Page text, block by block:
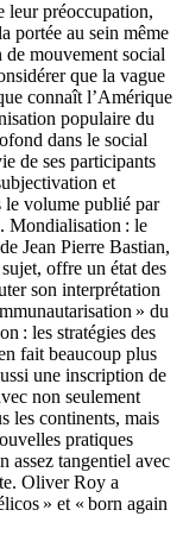
leur préoccupation,
portée au sein même
de mouvement social
que la vague
connaît l’Amérique
populaire du
dans le social
de ses participants
et
le volume publié par
Mondialisation : le
Jean Pierre Bastian,
offre un état des
son interprétation
» du
: les stratégies des
fait beaucoup plus
une inscription de
non seulement
les continents, mais
pratiques
assez tangentiel avec
Oliver Roy a
» et « born again